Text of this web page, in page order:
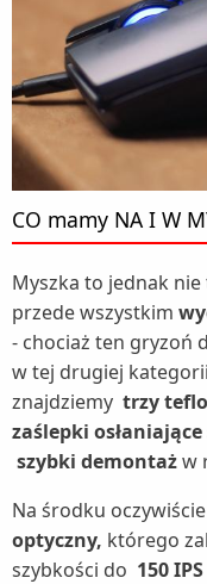
CO mamy NA I W
Myszka to jednak nie
przede wszystkim
- chociaż ten gryzoń
w tej drugiej
znajdziemy trzy
zaślepki
szybki demontażw
Na środku
optyczny, którego
szybkości do 150 IPS